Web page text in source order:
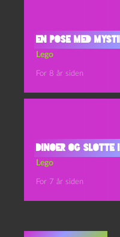
En pose med
Lego
For 8 år siden
Dinoer og slotte
Lego
For 7 år siden